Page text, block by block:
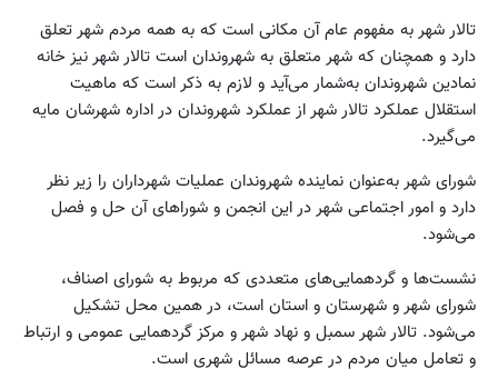
تالار شهر به مفهوم عام آن مکانی است که به همه مردم شهر تعلق
دارد و همچنان که شهر متعلق به شهروندان است تالار شهر نیز خانه
نمادین شهروندان به‌شمار می‌آید و لازم به ذکر است که ماهیت
استقلال عملکرد تالار شهر از عملکرد شهروندان در اداره شهرشان مایه
می‌گیرد.
شورای شهر به‌عنوان نماینده شهروندان عملیات شهرداران را زیر نظر
دارد و امور اجتماعی شهر در این انجمن و شوراهای آن حل و فصل
می‌شود.
نشست‌ها و گردهمایی‌های متعددی که مربوط به شورای اصناف،
شورای شهر و شهرستان و استان است، در همین محل تشکیل
می‌‌شود. تالار شهر سمبل و نهاد شهر و مرکز گردهمایی عمومی و ارتباط
و تعامل میان مردم در عرصه مسائل شهری است.